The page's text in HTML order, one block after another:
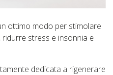
ottimo modo per stimolare
stress e insonnia e
dedicata a rigenerare